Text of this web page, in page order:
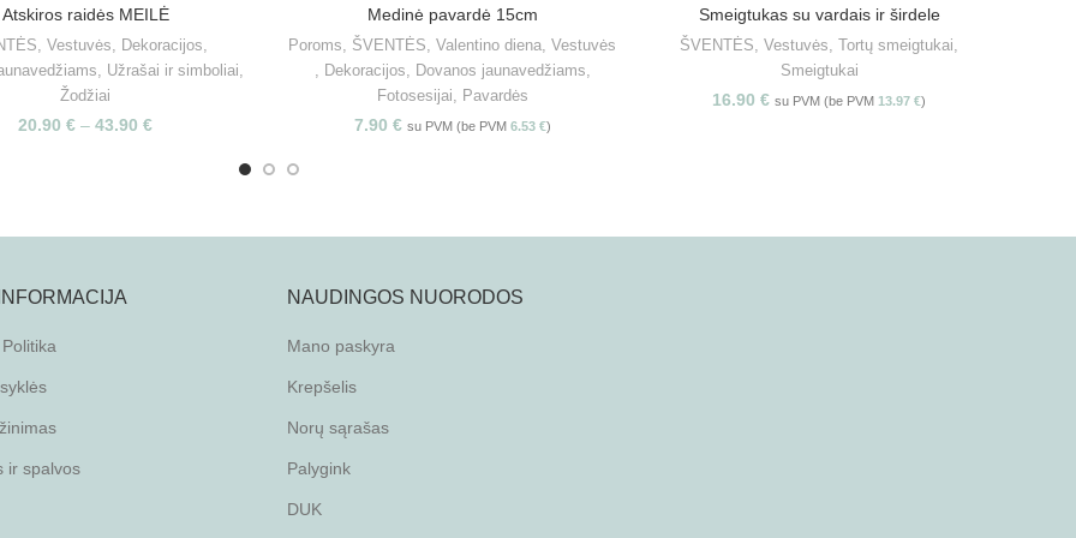
PASIRINKITE SAVYBES
Atskiros raidės MEILĖ
,Vestuvės, Dekoracijos,
, Užrašai ir simboliai,
Žodžiai
20.90€ –43.90€
PASIRINKITE SAVYBES
Medinė pavardė 15cm
Poroms, ŠVENTĖS,Valentino diena,Vestuvės
, Dekoracijos, Dovanos jaunavedžiams,
Fotosesijai, Pavardės
7.90 € su PVM (be PVM 6.53 €)
PASIRINKITE SAVYBES
Smeigtukas su vardais ir širdele
ŠVENTĖS,Vestuvės,Tortų smeigtukai,
Smeigtukai
16.90€ su PVM (be PVM 13.97€)
ir spalvos
NAUDINGOS NUORODOS
Mano paskyra
Krepšelis
Norų sąrašas
Palygink
DUK